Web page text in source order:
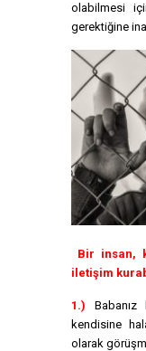
olabilmesi
gerektiğine
Bir insan,
iletişim
1.) Babanız
kendisine
olarak